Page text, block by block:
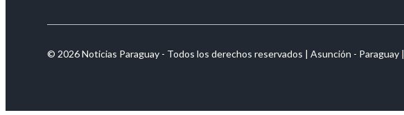
© 2026 Noticias Paraguay - Todos los derechos reservados | Asunción - Paraguay |